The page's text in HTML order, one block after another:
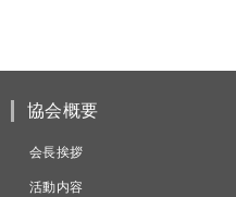
協会概要
会長挨拶
活動内容